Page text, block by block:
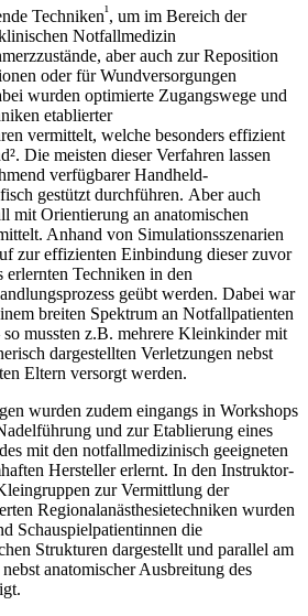
Techniken¹, um im Bereich der
Notfallmedizin
aber auch zur Reposition
oder für Wundversorgungen
wurden optimierte Zugangswege und
etablierter
vermittelt, welche besonders effizient
Die meisten dieser Verfahren lassen
verfügbarer Handheld-
gestützt durchführen. Aber auch
mit Orientierung an anatomischen
Anhand von Simulationsszenarien
zur effizienten Einbindung dieser zuvor
Techniken in den
geübt werden. Dabei war
breiten Spektrum an Notfallpatienten
so mussten z.B. mehrere Kleinkinder mit
dargestellten Verletzungen nebst
Eltern versorgt werden.
wurden zudem eingangs in Workshops
und zur Etablierung eines
mit den notfallmedizinisch geeigneten
Hersteller erlernt. In den Instruktor-
zur Vermittlung der
Regionalanästhesietechniken wurden
Schauspielpatientinnen die
Strukturen dargestellt und parallel am
anatomischer Ausbreitung des